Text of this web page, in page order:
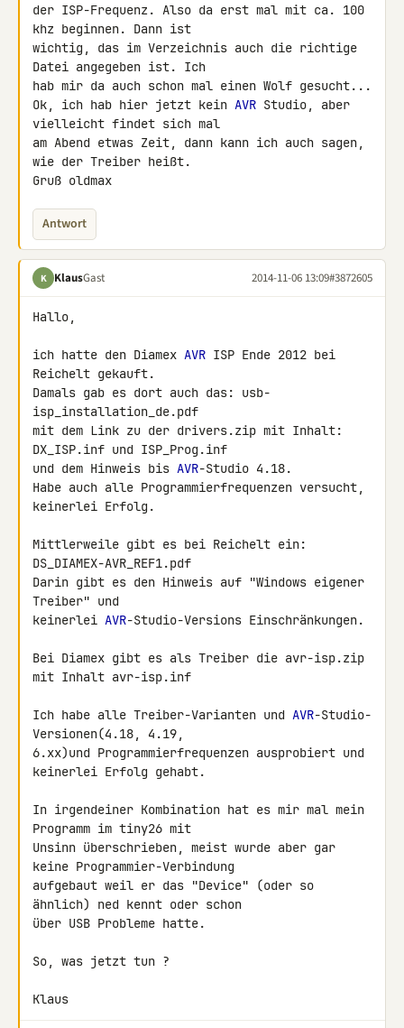
der ISP-Frequenz. Also da erst mal mit ca. 100
khz beginnen. Dann ist
wichtig, das im Verzeichnis auch die richtige
Datei angegeben ist. Ich
hab mir da auch schon mal einen Wolf gesucht...
Ok, ich hab hier jetzt kein AVR Studio, aber
vielleicht findet sich mal
am Abend etwas Zeit, dann kann ich auch sagen,
wie der Treiber heißt.
Gruß oldmax
Antwort
K KlausGast 2014-11-06 13:09#3872605
Hallo,
ich hatte den Diamex AVR ISP Ende 2012 bei
Reichelt gekauft.
Damals gab es dort auch das: usb-
isp_installation_de.pdf
mit dem Link zu der drivers.zip mit Inhalt:
DX_ISP.inf und ISP_Prog.inf
und dem Hinweis bis AVR-Studio 4.18.
Habe auch alle Programmierfrequenzen versucht,
keinerlei Erfolg.
Mittlerweile gibt es bei Reichelt ein:
DS_DIAMEX-AVR_REF1.pdf
Darin gibt es den Hinweis auf "Windows eigener
Treiber" und
keinerlei AVR-Studio-Versions Einschränkungen.
Bei Diamex gibt es als Treiber die avr-isp.zip
mit Inhalt avr-isp.inf
Ich habe alle Treiber-Varianten und AVR-Studio-
Versionen(4.18, 4.19,
6.xx)und Programmierfrequenzen ausprobiert und
keinerlei Erfolg gehabt.
In irgendeiner Kombination hat es mir mal mein
Programm im tiny26 mit
Unsinn überschrieben, meist wurde aber gar
keine Programmier-Verbindung
aufgebaut weil er das "Device" (oder so
ähnlich) ned kennt oder schon
über USB Probleme hatte.
So, was jetzt tun ?
Klaus